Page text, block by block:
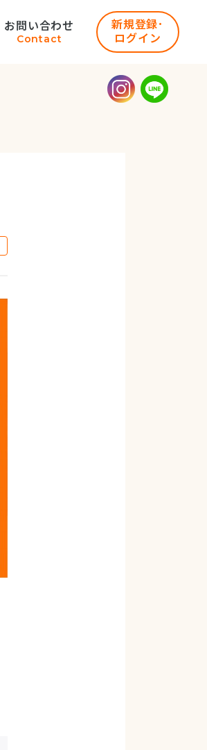
お問い合わせ
Contact
新規登録･
ログイン